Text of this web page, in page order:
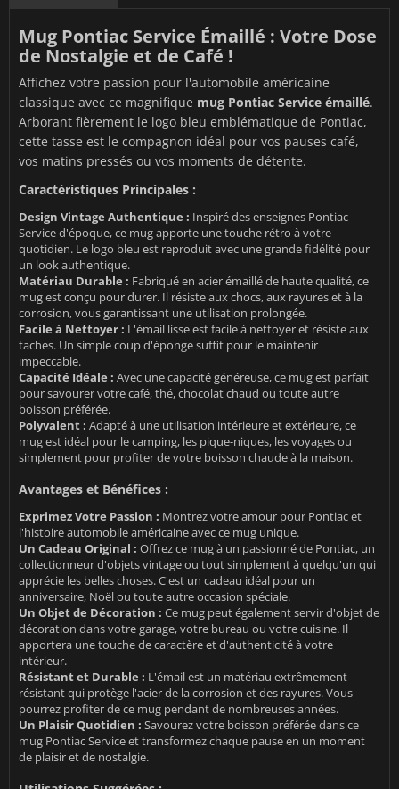
Mug Pontiac Service Émaillé : Votre Dose
de Nostalgie et de Café !
Affichez votre passion pour l'automobile américaine
classique avec ce magnifique mug Pontiac Service émaillé.
Arborant fièrement le logo bleu emblématique de Pontiac,
cette tasse est le compagnon idéal pour vos pauses café,
vos matins pressés ou vos moments de détente.
Caractéristiques Principales :
Design Vintage Authentique : Inspiré des enseignes Pontiac
Service d'époque, ce mug apporte une touche rétro à votre
quotidien. Le logo bleu est reproduit avec une grande fidélité pour
un look authentique.
Matériau Durable : Fabriqué en acier émaillé de haute qualité, ce
mug est conçu pour durer. Il résiste aux chocs, aux rayures et à la
corrosion, vous garantissant une utilisation prolongée.
Facile à Nettoyer : L'émail lisse est facile à nettoyer et résiste aux
taches. Un simple coup d'éponge suffit pour le maintenir
impeccable.
Capacité Idéale : Avec une capacité généreuse, ce mug est parfait
pour savourer votre café, thé, chocolat chaud ou toute autre
boisson préférée.
Polyvalent : Adapté à une utilisation intérieure et extérieure, ce
mug est idéal pour le camping, les pique-niques, les voyages ou
simplement pour profiter de votre boisson chaude à la maison.
Avantages et Bénéfices :
Exprimez Votre Passion : Montrez votre amour pour Pontiac et
l'histoire automobile américaine avec ce mug unique.
Un Cadeau Original : Offrez ce mug à un passionné de Pontiac, un
collectionneur d'objets vintage ou tout simplement à quelqu'un qui
apprécie les belles choses. C'est un cadeau idéal pour un
anniversaire, Noël ou toute autre occasion spéciale.
Un Objet de Décoration : Ce mug peut également servir d'objet de
décoration dans votre garage, votre bureau ou votre cuisine. Il
apportera une touche de caractère et d'authenticité à votre
intérieur.
Résistant et Durable : L'émail est un matériau extrêmement
résistant qui protège l'acier de la corrosion et des rayures. Vous
pourrez profiter de ce mug pendant de nombreuses années.
Un Plaisir Quotidien : Savourez votre boisson préférée dans ce
mug Pontiac Service et transformez chaque pause en un moment
de plaisir et de nostalgie.